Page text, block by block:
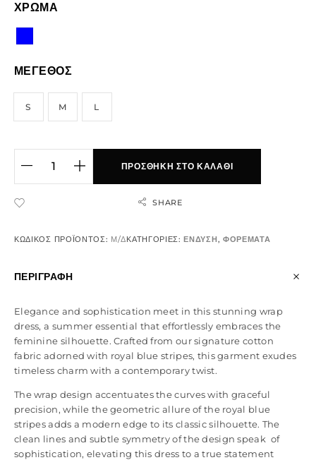
ΧΡΩΜΑ
ΜΕΓΕΘΟΣ
S M L
ΠΡΟΣΘΉΚΗ ΣΤΟ ΚΑΛΆΘΙ
SHARE
ΚΩΔΙΚΌΣ ΠΡΟΪΌΝΤΟΣ: Μ/ΔΚΑΤΗΓΟΡΊΕΣ:ΕΝΔΥΣΗ, ΦΟΡΕΜΑΤΑ
ΠΕΡΙΓΡΑΦΉ
Elegance and sophistication meet in this stunning wrap
dress, a summer essential that effortlessly embraces the
feminine silhouette. Crafted from our signature cotton
fabric adorned with royal blue stripes, this garment exudes
timeless charm with a contemporary twist.
The wrap design accentuates the curves with graceful
precision, while the geometric allure of the royal blue
stripes adds a modern edge to its classic silhouette. The
clean lines and subtle symmetry of the design speak of
sophistication, elevating this dress to a true statement